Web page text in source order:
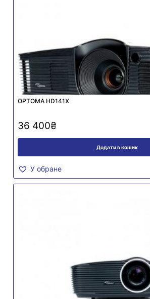
OPTOMA HD141X
36 400₴
Додати в кошик
У обране